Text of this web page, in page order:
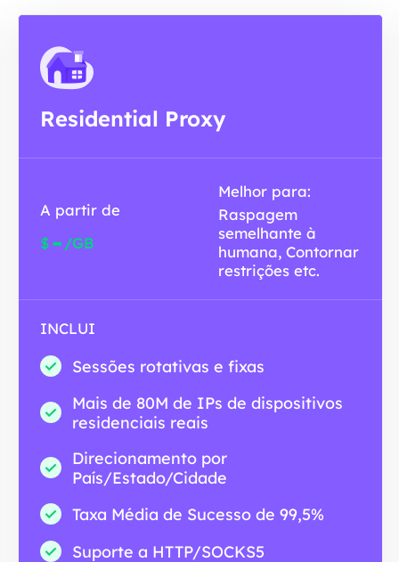
Residential Proxy
A partir de
$- /GB
Melhor para:
Raspagem
semelhante à
humana, Contornar
restrições etc.
INCLUI
Sessões rotativas e fixas
Mais de 80M de IPs de dispositivos
residenciais reais
Direcionamento por
País/Estado/Cidade
Taxa Média de Sucesso de 99,5%
Suporte a HTTP/SOCKS5